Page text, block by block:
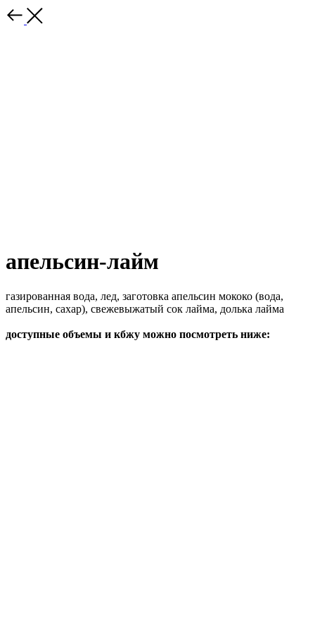
апельсин-лайм
газированная вода, лед, заготовка апельсин мококо (вода,
апельсин, сахар), свежевыжатый сок лайма, долька лайма
доступные объемы и кбжу можно посмотреть ниже: